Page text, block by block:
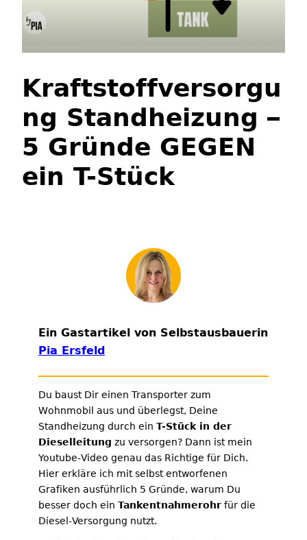
Kraftstoffversorgu
ng Standheizung –
5 Gründe GEGEN
ein T-Stück
Ein Gastartikel von Selbstausbauerin
Pia Ersfeld
Du baust Dir einen Transporter zum
Wohnmobil aus und überlegst, Deine
Standheizung durch ein T-Stück in der
Dieselleitung zu versorgen? Dann ist mein
Youtube-Video genau das Richtige für Dich.
Hier erkläre ich mit selbst entworfenen
Grafiken ausführlich 5 Gründe, warum Du
besser doch ein Tankentnahmerohr für die
Diesel-Versorgung nutzt.